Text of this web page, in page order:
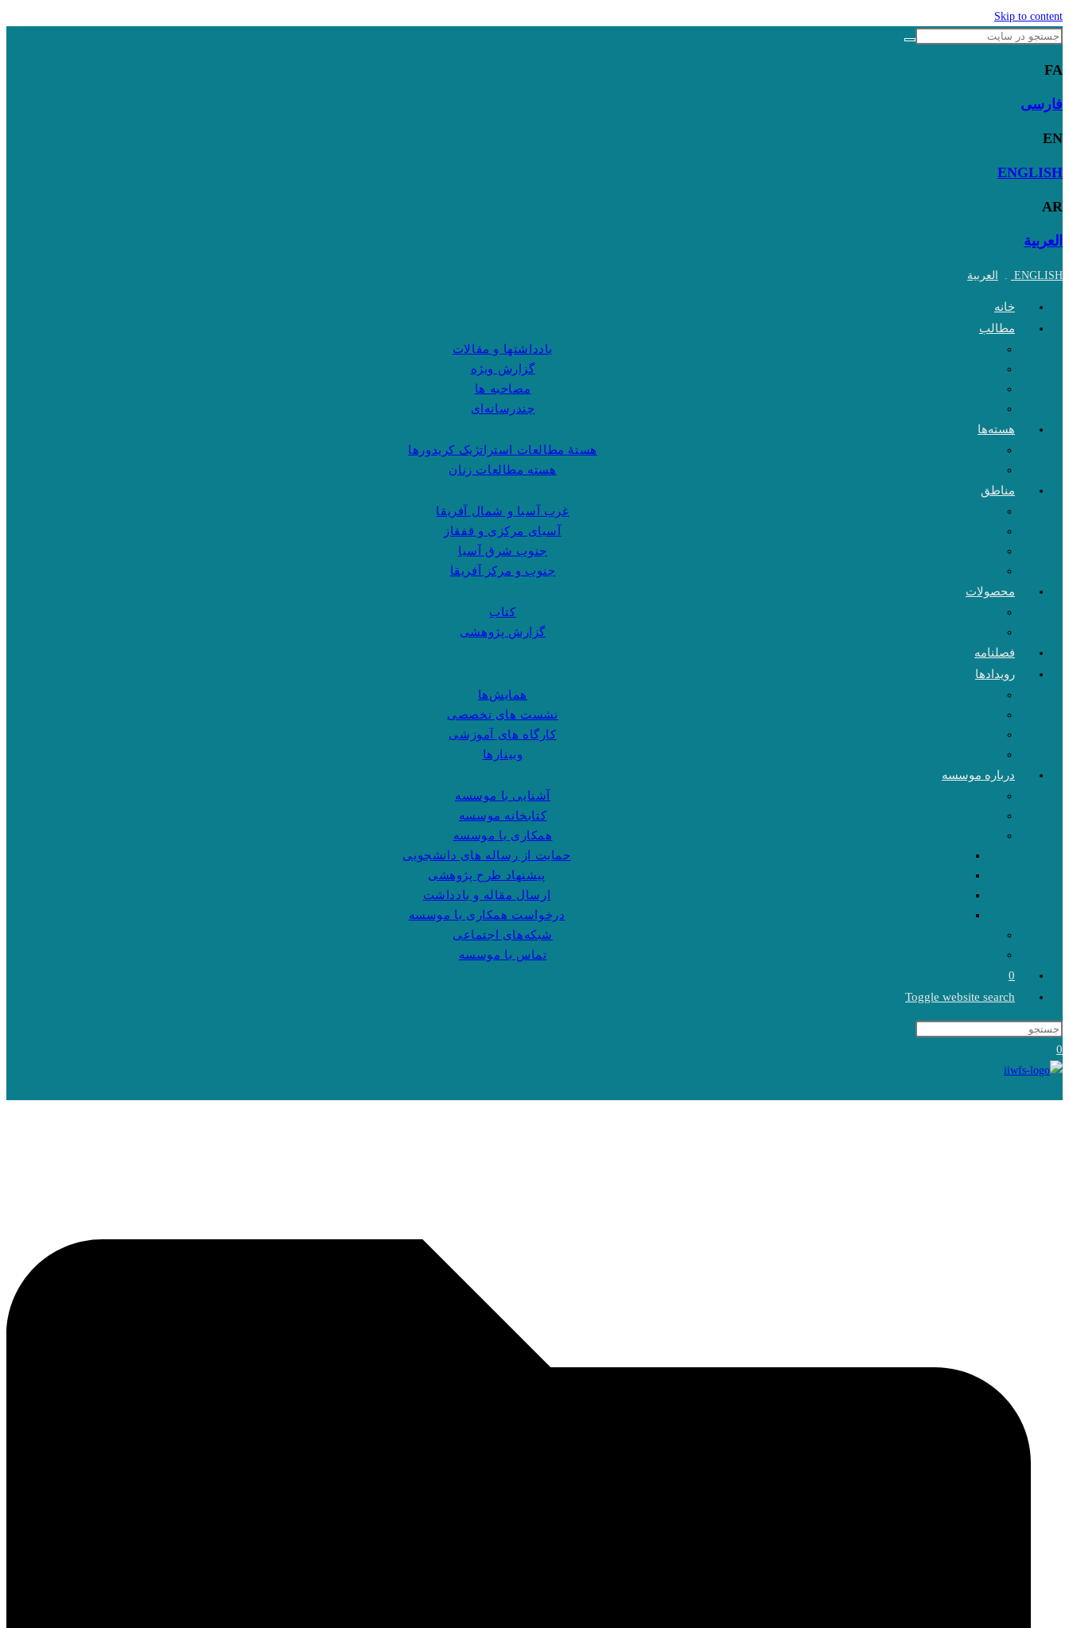
Skip to content
FA
فارسی
EN
ENGLISH
AR
العربية
ENGLISH
. العربية
خانه
مطالب
یادداشتها و مقالات
گزارش ویژه
مصاحبه ها
چندرسانه‌ای
هسته‌ها
هستهٔ مطالعات استراتژیک کریدورها
هسته مطالعات زنان
مناطق
غرب آسیا و شمال آفریقا
آسیای مرکزی و قفقاز
جنوب شرق آسیا
جنوب و مرکز آفریقا
محصولات
کتاب
گزارش پژوهشی
فصلنامه
رویدادها
همایش‌ها
نشست های تخصصی
کارگاه های آموزشی
وبینارها
درباره موسسه
آشنایی با موسسه
کتابخانه موسسه
همکاری با موسسه
حمایت از رساله های دانشجویی
پیشنهاد طرح پژوهشی
ارسال مقاله و یادداشت
درخواست همکاری با موسسه
شبکه‌های اجتماعی
تماس با موسسه
0
Toggle website search
0